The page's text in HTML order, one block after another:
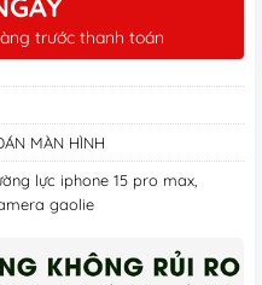
trước thanh toán
MÀN HÌNH
lực iphone 15 pro max
gaolie